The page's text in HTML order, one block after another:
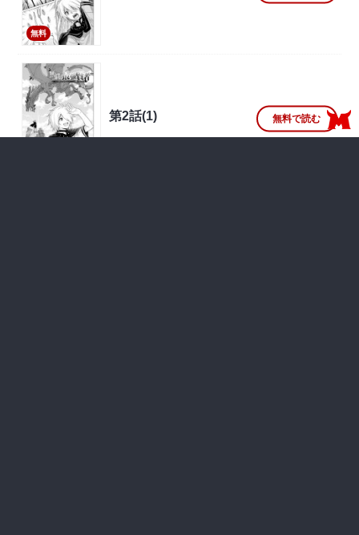
無料
第2話(1) 無料で読む